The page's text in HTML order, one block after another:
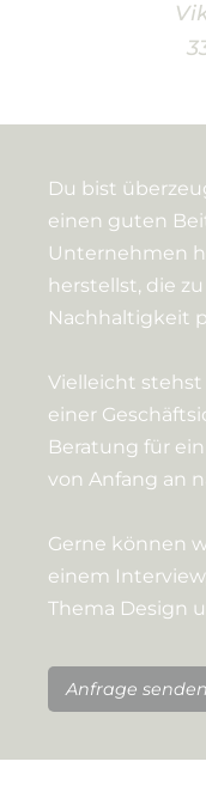
Du bist
einen guten
Unternehmen
herstellst, die
Nachhaltigkeit
Vielleicht stehst
einer
Beratung für
von Anfang an
Gerne können
einem
Thema Design
Anfrage senden